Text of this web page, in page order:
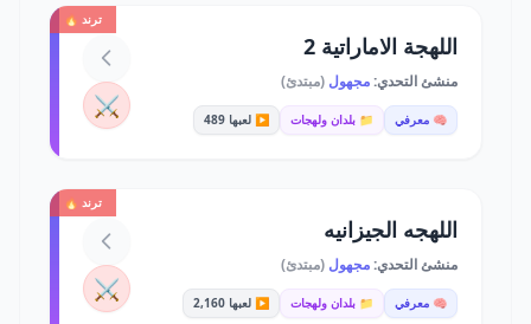
ترند 🔥
اللهجة الاماراتية 2
منشئ التحدي:مجهول (مبتدئ)
🧠 معرفي 📁 بلدان ولهجات ▶️ لعبها 489 ⚔️
ترند 🔥
اللهجه الجيزانيه
منشئ التحدي:مجهول (مبتدئ)
🧠 معرفي 📁 بلدان ولهجات ▶️ لعبها 2,160 ⚔️